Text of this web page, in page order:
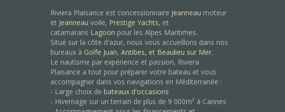
Riviera Plaisance est concessionnaire Jeanneau moteur
et Jeanneau voile, Prestige Yachts, et
catamarans Lagoon pour les Alpes Maritimes.
Situé sur la côte d'azur, nous vous accueillons dans nos
bureaux à Golfe Juan, Antibes, et Beaulieu sur Mer.
Le nautisme par expérience et passion, Riviera
Plaisance a tout pour préparer votre bateau et vous
accompagner dans vos navigations en Méditerranée :
- Large choix de bateaux d'occasions
- Hivernage sur un terrain de plus de 9 000m² à Cannes